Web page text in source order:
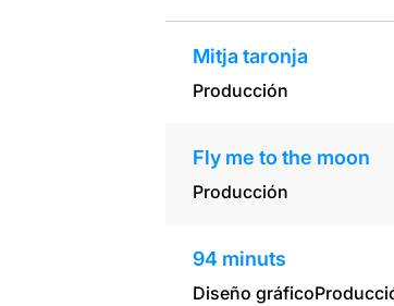
Mitja taronja
Producción
Fly me to the moon
Producción
94 minuts
Diseño gráfico